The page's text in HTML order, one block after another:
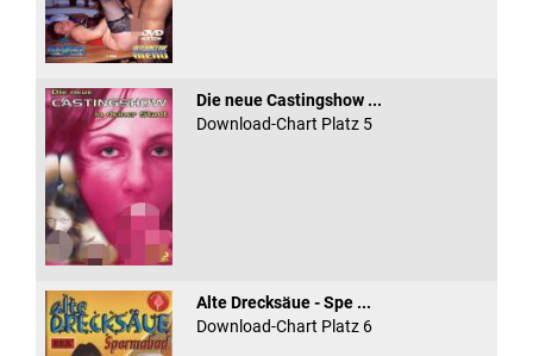
Die neue Castingshow ...
Download-Chart Platz 5
Alte Drecksäue - Spe ...
Download-Chart Platz 6